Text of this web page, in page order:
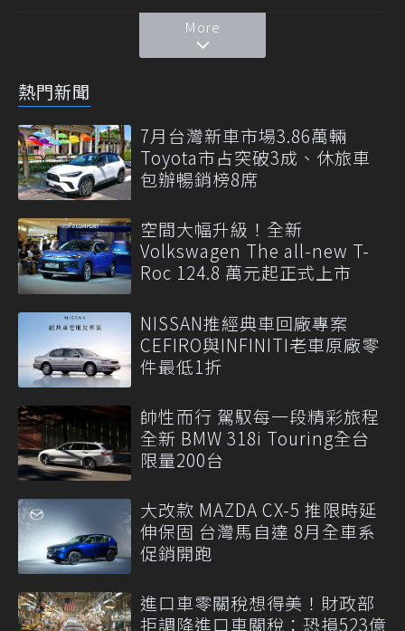
More
熱門新聞
7月台灣新車市場3.86萬輛
Toyota市占突破3成、休旅車
包辦暢銷榜8席
空間大幅升級！全新
Volkswagen The all-new T-
Roc 124.8 萬元起正式上市
NISSAN推經典車回廠專案
CEFIRO與INFINITI老車原廠零
件最低1折
帥性而行 駕馭每一段精彩旅程
全新 BMW 318i Touring全台
限量200台
大改款 MAZDA CX-5 推限時延
伸保固 台灣馬自達 8月全車系
促銷開跑
進口車零關稅想得美！財政部
拒調降進口車關稅：恐損523億